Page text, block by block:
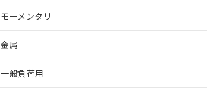
モーメンタリ
金属
一般負荷用